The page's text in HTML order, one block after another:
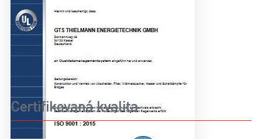
Certifikovaná kvalita